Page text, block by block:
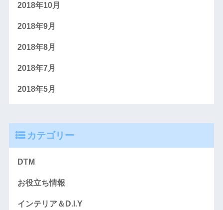
2018年10月
2018年9月
2018年8月
2018年7月
2018年5月
カテゴリー
DTM
お役立ち情報
インテリア＆D.I.Y